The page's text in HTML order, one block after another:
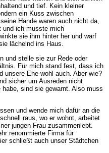
und tief. Kein kleiner
ein Kuss zwischen
Hände waren auch nicht da,
und ich musste mich
sie ihm hinter her und warf
lächelnd ins Haus.
und stelle sie zur Rede oder
Für mich stand fest, dass ich
unsere Ehe wohl auch. Aber wie?
sicher um Ausreden nicht
sind sie gewarnt. Also muss
und wende mich dafür an die
raus, wo er wohnt, arbeitet
jungen Frau zusammenlebt.
renommierte Firma für
schließt auch unser Städtchen